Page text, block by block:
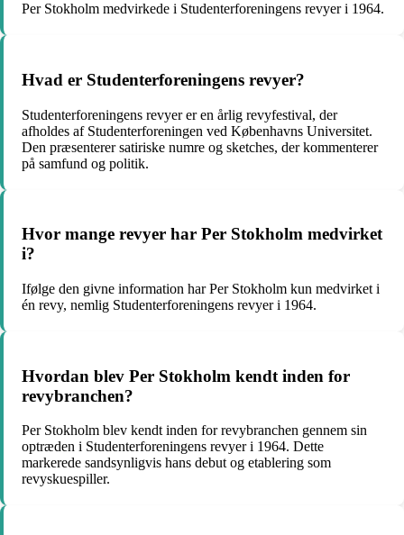
Per Stokholm medvirkede i Studenterforeningens revyer i 1964.
Hvad er Studenterforeningens revyer?
Studenterforeningens revyer er en årlig revyfestival, der
afholdes af Studenterforeningen ved Københavns Universitet.
Den præsenterer satiriske numre og sketches, der kommenterer
på samfund og politik.
Hvor mange revyer har Per Stokholm medvirket
i?
Ifølge den givne information har Per Stokholm kun medvirket i
én revy, nemlig Studenterforeningens revyer i 1964.
Hvordan blev Per Stokholm kendt inden for
revybranchen?
Per Stokholm blev kendt inden for revybranchen gennem sin
optræden i Studenterforeningens revyer i 1964. Dette
markerede sandsynligvis hans debut og etablering som
revyskuespiller.